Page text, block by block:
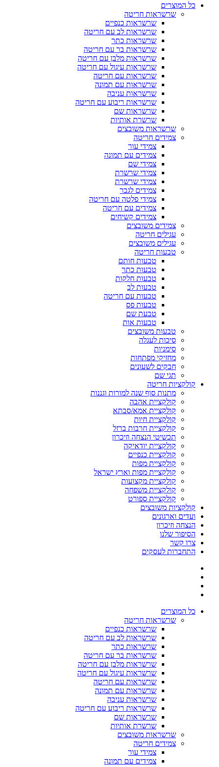
כל המוצרים
שרשראות חריטה
שרשראות כנפיים
שרשראות לב עם חריטה
שרשראות כתר
שרשראות בר עם חריטה
שרשראות מלבן עם חריטה
שרשראות עיגול עם חריטה
שרשראות עם חריטה
שרשראות עם תמונה
שרשראות עניבה
שרשראות ריבוע עם חריטה
שרשראות שם
שרשרת אותיות
שרשראות משובצים
צמידים חריטה
צמידי עור
צמידים עם תמונה
צמידי שם
צמידי שרשרת
צמידי שרשרת
צמידים לגבר
צמידי פלטה עם חריטה
צמידים עם חריטה
צמידים קשיחים
צמידים משובצים
עגילים חריטה
עגילים משובצים
טבעות חריטה
טבעות חותם
טבעות כתר
טבעות חלקות
טבעות לב
טבעות עם חריטה
טבעות פס
טבעת שם
טבעות אות
טבעות משובצים
סיכות לעגלה
סימניות
מחזיקי מפתחות
חבקים לשעונים
תגי שם
קולקציות חריטה
מתנות סוף שנה למורות וגננות
קולקציית אהבה
קולקציית אמא/סבתא
קולקציית חיות
קולקציית חרבות ברזל
תכשיטי הנצחה וזיכרון
קולקציית יודאיקה
קולקציית כנפיים
קולקציית מפות
קולקציית מפות וארץ ישראל
קולקציית מקצועות
קולקציית משפחה
קולקציית ספורט
קולקציות משובצים
ועדים וארגונים
הנצחה וזיכרון
הסיפור שלנו
צרו קשר
התחברות לעסקים
כל המוצרים
שרשראות חריטה
שרשראות כנפיים
שרשראות לב עם חריטה
שרשראות כתר
שרשראות בר עם חריטה
שרשראות מלבן עם חריטה
שרשראות עיגול עם חריטה
שרשראות עם חריטה
שרשראות עם תמונה
שרשראות עניבה
שרשראות ריבוע עם חריטה
שרשראות שם
שרשרת אותיות
שרשראות משובצים
צמידים חריטה
צמידי עור
צמידים עם תמונה